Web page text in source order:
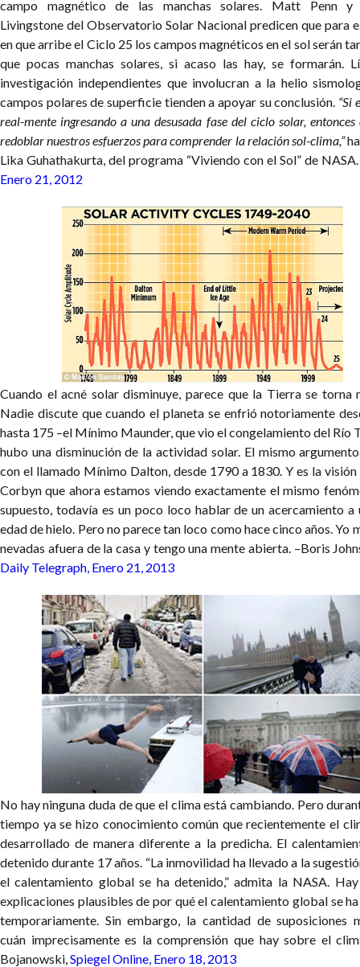
campo magnético de las manchas solares. Matt Penn y
Livingstone del Observatorio Solar Nacional predicen que para
en que arribe el Ciclo 25 los campos magnéticos en el sol serán
que pocas manchas solares, si acaso las hay, se formarán.
investigación independientes que involucran a la helio
campos polares de superficie tienden a apoyar su conclusión. “Si
real-mente ingresando a una desusada fase del ciclo solar, entonces
redoblar nuestros esfuerzos para comprender la relación sol-clima,”
Lika Guhathakurta, del programa “Viviendo con el Sol” de
Enero 21, 2012
Cuando el acné solar disminuye, parece que la Tierra se torna
Nadie discute que cuando el planeta se enfrió notoriamente
hasta 175 –el Mínimo Maunder, que vio el congelamiento del Río
hubo una disminución de la actividad solar. El mismo
con el llamado Mínimo Dalton, desde 1790 a 1830. Y es la visión
Corbyn que ahora estamos viendo exactamente el mismo
supuesto, todavía es un poco loco hablar de un acercamiento a
edad de hielo. Pero no parece tan loco como hace cinco años. Yo
nevadas afuera de la casa y tengo una mente abierta. –Boris
Daily Telegraph, Enero 21, 2013
No hay ninguna duda de que el clima está cambiando. Pero
tiempo ya se hizo conocimiento común que recientemente el
desarrollado de manera diferente a la predicha. El
detenido durante 17 años. “La inmovilidad ha llevado a la
el calentamiento global se ha detenido,” admita la NASA. Hay
explicaciones plausibles de por qué el calentamiento global se
temporariamente. Sin embargo, la cantidad de suposiciones
cuán imprecisamente es la comprensión que hay sobre el
Bojanowski,Spiegel Online, Enero 18, 2013